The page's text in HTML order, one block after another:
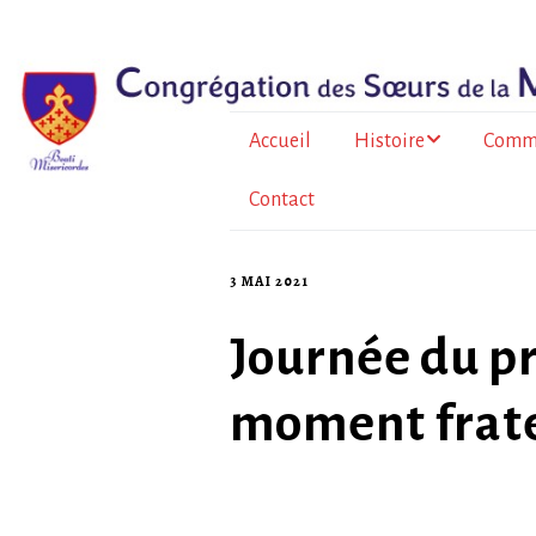
Accueil Histoire
Contact
3 MAI 2021
Journée du
moment